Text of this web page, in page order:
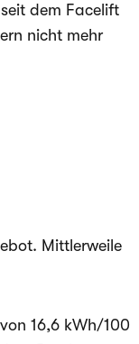
dem Facelift
nicht mehr
Mittlerweile
16,6 kWh/100